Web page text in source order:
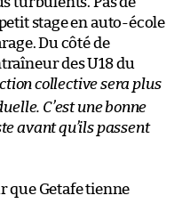
stage en auto-école
Du côté de
des U18 du
collective sera plus
C’est une bonne
avant qu’ils passent
que Getafe tienne